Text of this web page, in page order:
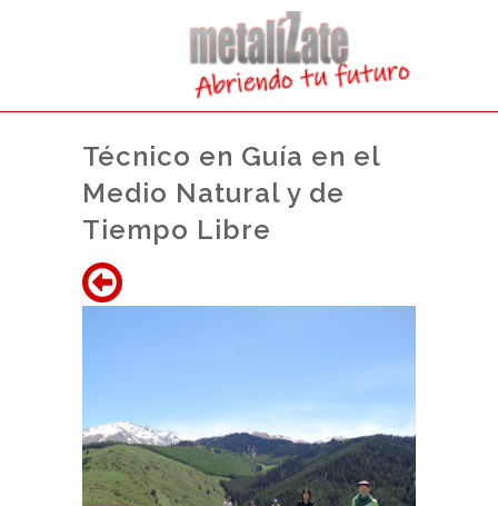
Técnico en Guía en el
Medio Natural y de
Tiempo Libre